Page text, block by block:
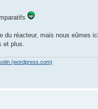
du réacteur, mais nous eûmes
et plus.
(wordpress.com)